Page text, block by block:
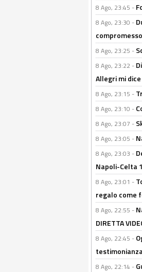
8 Ago, 23:45 -
8 Ago, 23:30 -
compromesso
8 Ago, 23:25 -
8 Ago, 23:22 -
Allegri mi
8 Ago, 23:15 -
8 Ago, 23:10 -
8 Ago, 23:07 -
8 Ago, 23:05 -
8 Ago, 23:03 -
Napoli-Celta
8 Ago, 23:01 -
regalo come
8 Ago, 22:55 -
DIRETTA
8 Ago, 22:45 -
8 Ago, 22:14 -